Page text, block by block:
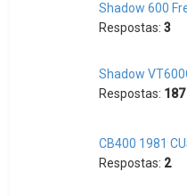
Shadow 600
Respostas:3
Shadow
Respostas: 187
CB400 1981
Respostas: 2